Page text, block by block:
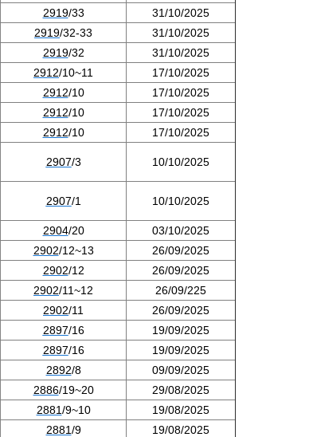
2919/33
31/10/2025
2919/32-33
31/10/2025
2919/32
31/10/2025
2912/10~11
17/10/2025
2912/10
17/10/2025
2912/10
17/10/2025
2912/10 17/10/2025
2907/3 10/10/2025
2907/1 10/10/2025
2904/20
03/10/2025
2902/12~13
26/09/2025
2902/12
26/09/2025
2902/11~12
26/09/225
2902/11
26/09/2025
2897/16 19/09/2025
2897/16
19/09/2025
2892/8
09/09/2025
2886/19~20
29/08/2025
2881/9~10
19/08/2025
2881/9
19/08/2025